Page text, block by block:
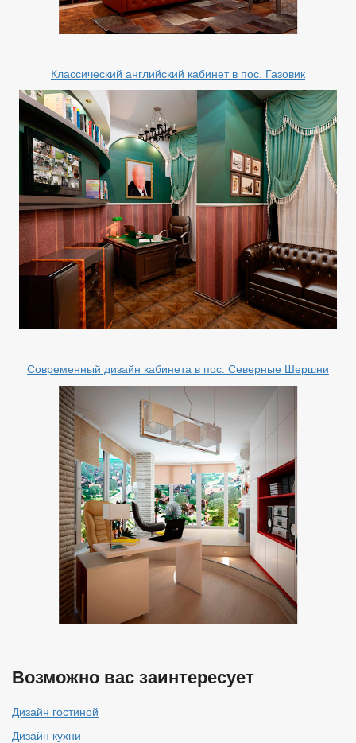
Классический английский кабинет в пос. Газовик
Современный дизайн кабинета в пос. Северные Шершни
Возможно вас заинтересует
Дизайн гостиной
Дизайн кухни